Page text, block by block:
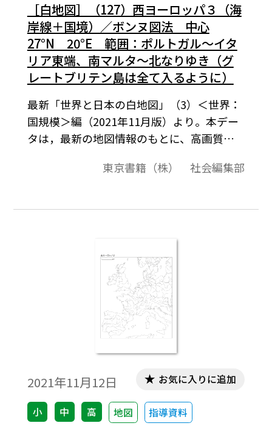
［白地図］（127）西ヨーロッパ３（海
岸線＋国境）／ボンヌ図法 中心
27°N 20°E 範囲：ポルトガル～イタ
リア東端、南マルタ～北なりゆき（グ
レートブリテン島は全て入るように）
最新「世界と日本の白地図」（3）＜世界：
国規模＞編（2021年11月版）より。本デー
タは，最新の地図情報のもとに、高画質・
やワークシート作成などで，自由に加工・
東京書籍（株） 社会編集部
2021年11月12日
小 中 高 地図 指導資料
お気に入りに追加